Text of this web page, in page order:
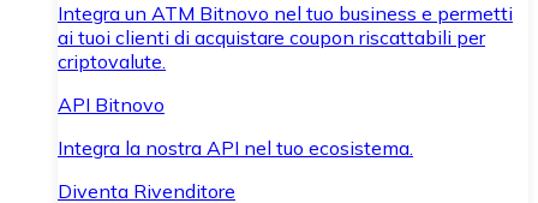
Integra un ATM Bitnovo nel tuo business e permetti
ai tuoi clienti di acquistare coupon riscattabili per
criptovalute.
API Bitnovo
Integra la nostra API nel tuo ecosistema.
Diventa Rivenditore